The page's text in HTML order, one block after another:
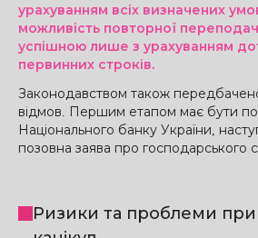
урахуванням всіх визначених
можливість повторної
успішною лише з урахуванням
первинних строків.
Законодавством також
відмов. Першим етапом має бути
Національного банку України,
позовна заява про господарського
Ризики та проблеми при